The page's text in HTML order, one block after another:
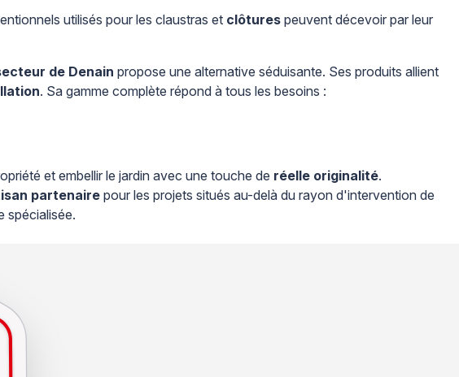
utilisés pour les claustras et clôtures peuvent décevoir par leur
de Denain propose une alternative séduisante. Ses produits allient
. Sa gamme complète répond à tous les besoins :
et embellir le jardin avec une touche de réelle originalité.
partenairepour les projets situés au-delà du rayon d'intervention de
spécialisée.